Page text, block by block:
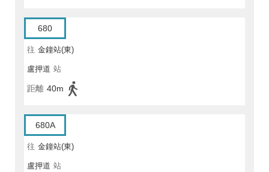
680
往 金鐘站(東)
盧押道 站
距離 40m
680A
往 金鐘站(東)
盧押道 站